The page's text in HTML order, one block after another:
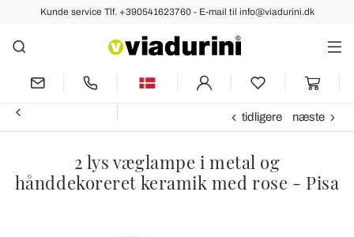
Kunde service Tlf. +390541623760 - E-mail til info@viadurini.dk
tidligere næste
2 lys væglampe i metal og
hånddekoreret keramik med rose - Pisa